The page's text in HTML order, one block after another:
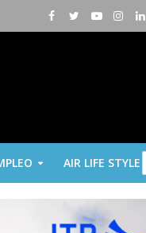
AIR LIFE STYLE